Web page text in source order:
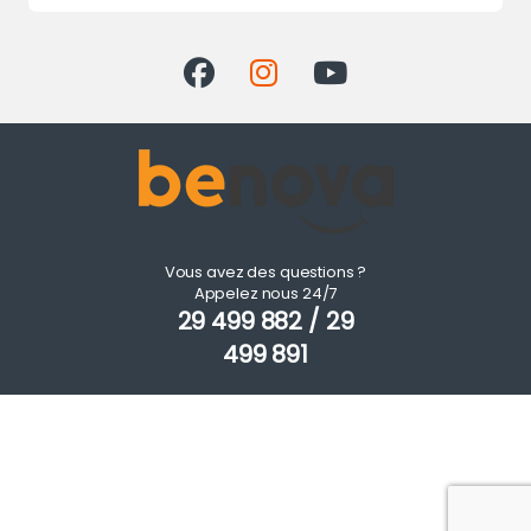
Vous avez des questions ?
Appelez nous 24/7
29 499 882 / 29
499 891